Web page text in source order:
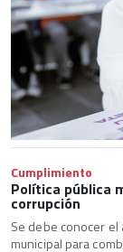
Cumplimiento
Política pública
corrupción
Se debe conocer el
municipal para